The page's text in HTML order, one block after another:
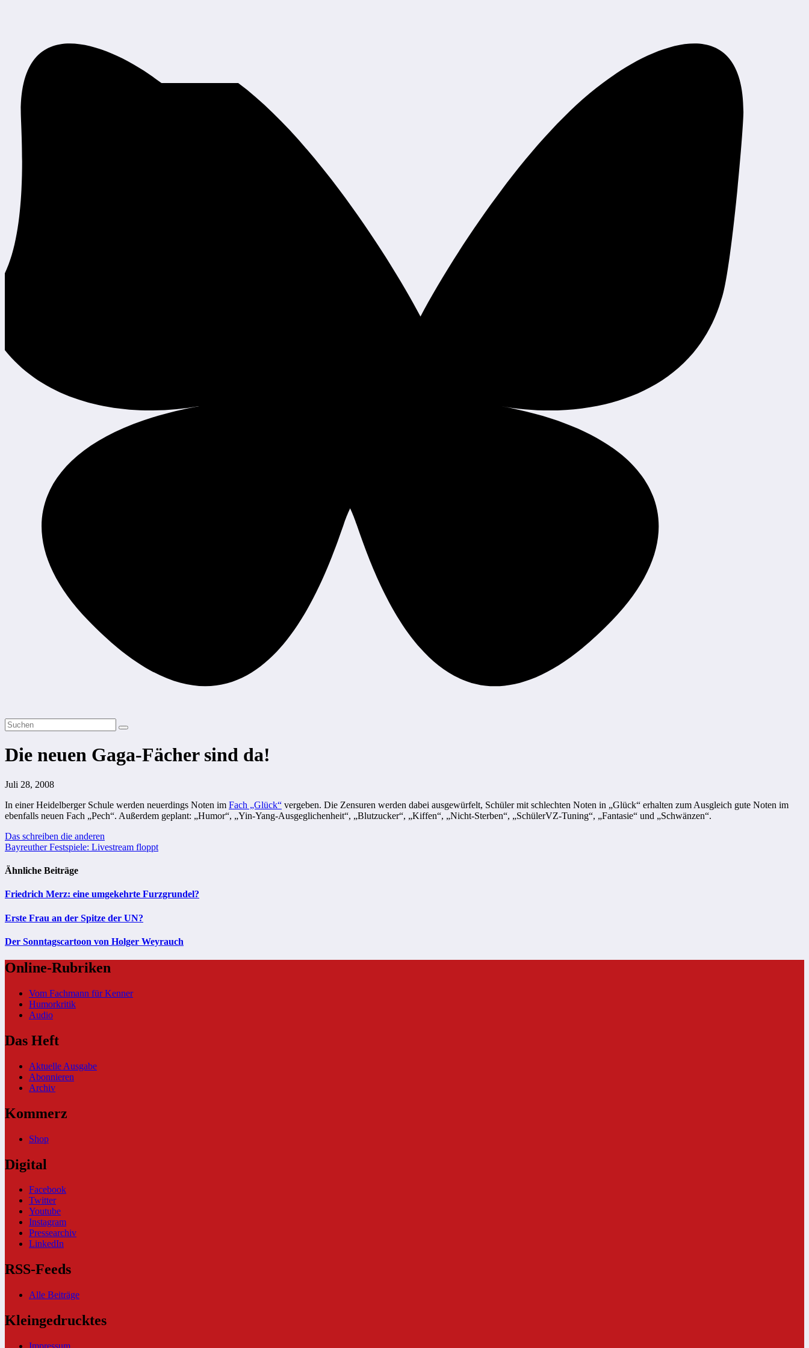
Die neuen Gaga-Fächer sind da!
Juli 28, 2008
In einer Heidelberger Schule werden neuerdings Noten im Fach „Glück“ vergeben. Die Zensuren werden dabei ausgewürfelt, Schüler mit schlechten Noten in „Glück“ erhalten zum Ausgleich gute Noten im
ebenfalls neuen Fach „Pech“. Außerdem geplant: „Humor“, „Yin-Yang-Ausgeglichenheit“, „Blutzucker“, „Kiffen“, „Nicht-Sterben“, „SchülerVZ-Tuning“, „Fantasie“ und „Schwänzen“.
Beitragsnavigation
Das schreiben die anderen
Bayreuther Festspiele: Livestream floppt
Ähnliche Beiträge
Friedrich Merz: eine umgekehrte Furzgrundel?
Erste Frau an der Spitze der UN?
Der Sonntagscartoon von Holger Weyrauch
Online-Rubriken
Vom Fachmann für Kenner
Humorkritik
Audio
Das Heft
Aktuelle Ausgabe
Abonnieren
Archiv
Kommerz
Shop
Digital
Facebook
Twitter
Youtube
Instagram
Pressearchiv
LinkedIn
RSS-Feeds
Alle Beiträge
Kleingedrucktes
Impressum